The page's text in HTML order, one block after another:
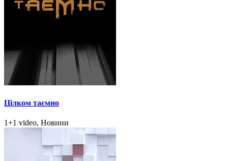
Цілком таємно
1+1 video, Новини